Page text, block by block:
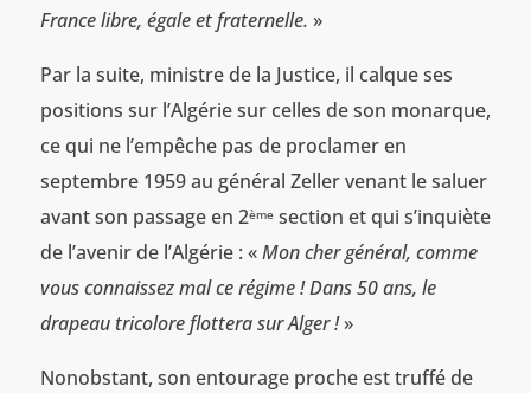
France libre, égale et fraternelle. »
Par la suite, ministre de la Justice, il calque ses
positions sur l’Algérie sur celles de son monarque,
ce qui ne l’empêche pas de proclamer en
septembre 1959 au général Zeller venant le saluer
avant son passage en 2èmesection et qui s’inquiète
de l’avenir de l’Algérie : «Mon cher général, comme
vous connaissez mal ce régime ! Dans 50 ans, le
drapeau tricolore flottera sur Alger !»
Nonobstant, son entourage proche est truffé de